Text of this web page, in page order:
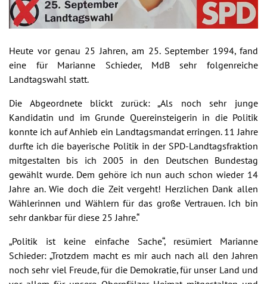
Heute vor genau 25 Jahren, am 25. September 1994, fand
eine für Marianne Schieder, MdB sehr folgenreiche
Landtagswahl statt.
Die Abgeordnete blickt zurück: „Als noch sehr junge
Kandidatin und im Grunde Quereinsteigerin in die Politik
konnte ich auf Anhieb ein Landtagsmandat erringen. 11 Jahre
durfte ich die bayerische Politik in der SPD-Landtagsfraktion
mitgestalten bis ich 2005 in den Deutschen Bundestag
gewählt wurde. Dem gehöre ich nun auch schon wieder 14
Jahre an. Wie doch die Zeit vergeht! Herzlichen Dank allen
Wählerinnen und Wählern für das große Vertrauen. Ich bin
sehr dankbar für diese 25 Jahre.“
„Politik ist keine einfache Sache“, resümiert Marianne
Schieder: „Trotzdem macht es mir auch nach all den Jahren
noch sehr viel Freude, für die Demokratie, für unser Land und